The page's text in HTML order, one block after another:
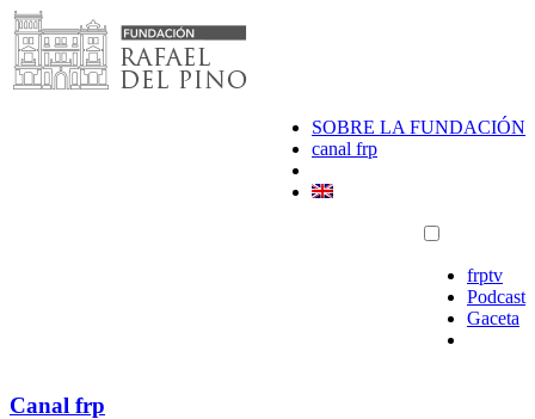
Saltar
al
contenido
SOBRE LA FUNDACIÓN
canal frp
frptv
Podcast
Gaceta
Canal frp